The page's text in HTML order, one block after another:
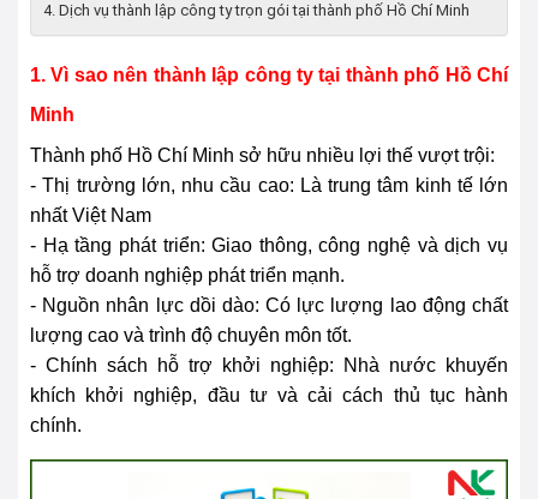
4. Dịch vụ thành lập công ty trọn gói tại thành phố Hồ Chí Minh
1. Vì sao nên thành lập công ty tại thành phố Hồ Chí
Minh
Thành phố Hồ Chí Minh sở hữu nhiều lợi thế vượt trội:
- Thị trường lớn, nhu cầu cao: Là trung tâm kinh tế lớn
nhất Việt Nam
- Hạ tầng phát triển: Giao thông, công nghệ và dịch vụ
hỗ trợ doanh nghiệp phát triển mạnh.
- Nguồn nhân lực dồi dào: Có lực lượng lao động chất
lượng cao và trình độ chuyên môn tốt.
- Chính sách hỗ trợ khởi nghiệp: Nhà nước khuyến
khích khởi nghiệp, đầu tư và cải cách thủ tục hành
chính.